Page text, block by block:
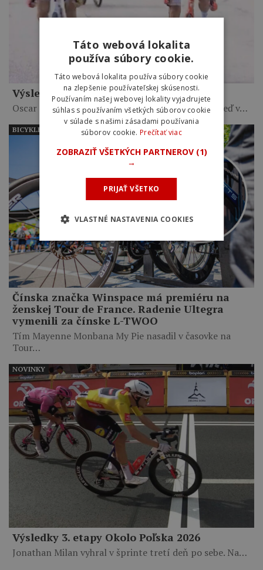
Výsledky 2. etapy Okolo Burgosu 2026
Oscar Onley triumfoval na vrchole Valle del Sol, keď v…
Čínska značka Winspace má premiéru na
ženskej Tour de France. Radenie Ultegra
vymenili za čínske L-TWOO
Tím Mayenne Monbana My Pie nasadil v časovke na
Tour…
BICYKLE PROFESIONÁLNYCH CYKLISTOV
Výsledky 3. etapy Okolo Poľska 2026
Jonathan Milan vyhral v šprinte tretí deň po sebe. Na…
NOVINKY
Táto webová lokalita
používa súbory cookie.
Táto webová lokalita používa súbory cookie
na zlepšenie používateľskej skúsenosti.
Používaním našej webovej lokality vyjadrujete
súhlas s používaním všetkých súborov cookie
v súlade s našimi zásadami používania
súborov cookie. Prečítať viac
ZOBRAZIŤ VŠETKÝCH PARTNEROV (1)
→
PRIJAŤ VŠETKO
VLASTNÉ NASTAVENIA COOKIES